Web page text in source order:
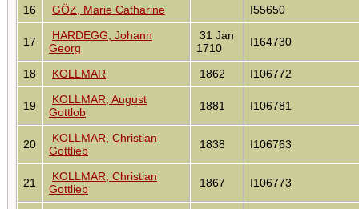
16 GÖZ, Marie Catharine I55650
17
HARDEGG, Johann
Georg
31 Jan
1710
I164730
18 KOLLMAR 1862 I106772
19
KOLLMAR, August
Gottlob
1881 I106781
20
KOLLMAR, Christian
Gottlieb
1838 I106763
21
KOLLMAR, Christian
Gottlieb
1867 I106773